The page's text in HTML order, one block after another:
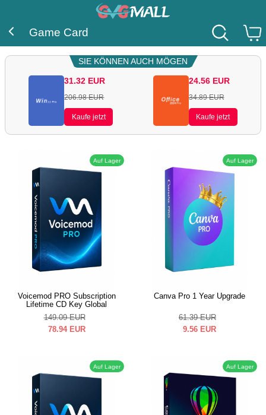
Game Card
SIE KÖNNEN AUCH MÖGEN
31.32 EUR
206.98 EUR
Kaufe jetzt
24.56 EUR
34.89 EUR
Kaufe jetzt
Auf Lager
Voicemod PRO Subscription
Lifetime CD Key Global
149.09 EUR
78.94 EUR
Auf Lager
Canva Pro 1 Year Upgrade
61.39 EUR
9.56 EUR
Auf Lager Auf Lager